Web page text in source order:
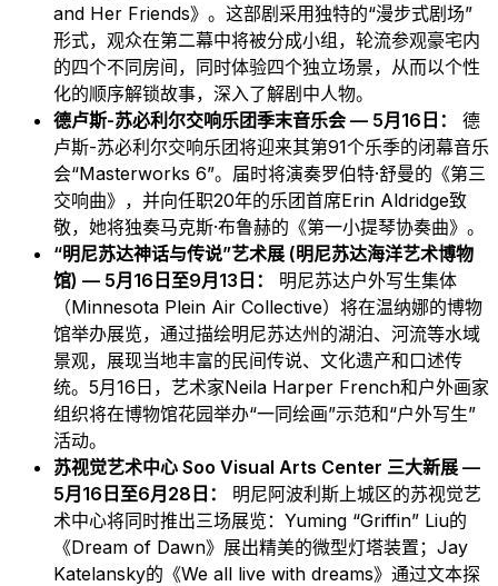
and Her Friends》。这部剧采用独特的“漫步式剧场”
形式，观众在第二幕中将被分成小组，轮流参观豪宅内
的四个不同房间，同时体验四个独立场景，从而以个性
化的顺序解锁故事，深入了解剧中人物。
德卢斯-苏必利尔交响乐团季末音乐会 — 5月16日：
德
卢斯-苏必利尔交响乐团将迎来其第91个乐季的闭幕音乐
会“Masterworks 6”。届时将演奏罗伯特·舒曼的《第三
交响曲》，并向任职20年的乐团首席Erin Aldridge致
敬，她将独奏马克斯·布鲁赫的《第一小提琴协奏曲》。
“明尼苏达神话与传说”艺术展 (明尼苏达海洋艺术博物
馆) — 5月16日至9月13日：
明尼苏达户外写生集体
（Minnesota Plein Air Collective）将在温纳娜的博物
馆举办展览，通过描绘明尼苏达州的湖泊、河流等水域
景观，展现当地丰富的民间传说、文化遗产和口述传
统。5月16日，艺术家Neila Harper French和户外画家
组织将在博物馆花园举办“一同绘画”示范和“户外写生”
活动。
苏视觉艺术中心 Soo Visual Arts Center 三大新展 —
5月16日至6月28日：
明尼阿波利斯上城区的苏视觉艺
术中心将同时推出三场展览：Yuming “Griffin” Liu的
《Dream of Dawn》展出精美的微型灯塔装置；Jay
Katelansky的《We all live with dreams》通过文本探